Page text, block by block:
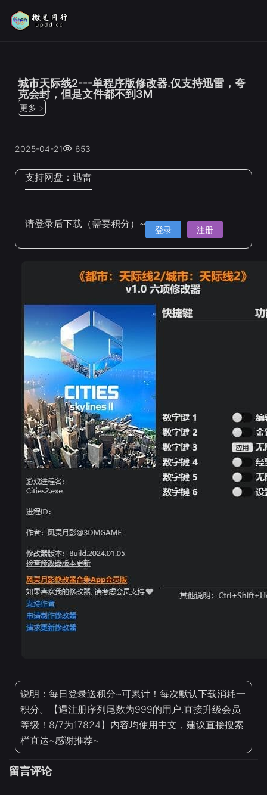
城市天际线2---单程序版修改器.仅支持迅雷，夸
克会封，但是文件都不到3M
更多 >
2025-04-21 653
支持网盘： 迅雷
请登录后下载（需要积分）~ 登录 注册
说明：每日登录送积分~可累计！每次默认下载消耗一
积分。【遇注册序列尾数为999的用户.直接升级会员
等级！8/7为17824】内容均使用中文，建议直接搜索
栏直达~感谢推荐~
留言评论